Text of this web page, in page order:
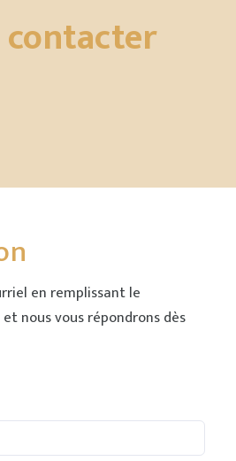
contacter
en remplissant le
nous vous répondrons dès